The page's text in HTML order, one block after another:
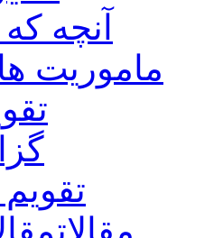
آنچه
ماموریت
مقالات